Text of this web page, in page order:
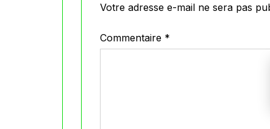
Votre adresse e-mail ne sera pas
Commentaire *